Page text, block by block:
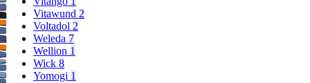
Vitawund 2
Voltadol 2
Weleda 7
Wellion 1
Wick 8
Yomogi 1